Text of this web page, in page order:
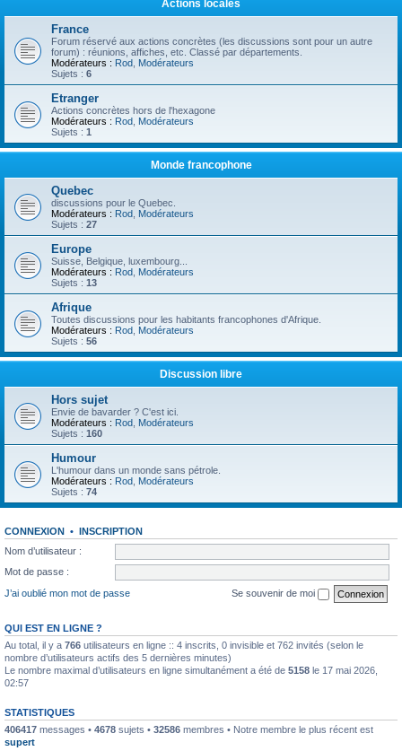
Actions locales
France
Forum réservé aux actions concrètes (les discussions sont pour un autre
forum) : réunions, affiches, etc. Classé par départements.
Modérateurs : Rod Modérateurs
Sujets : 6
Etranger
Actions concrètes hors de l'hexagone
Modérateurs : Rod Modérateurs
Sujets : 1
Monde francophone
Quebec
discussions pour le Quebec.
Modérateurs : Rod Modérateurs
Sujets : 27
Europe
Suisse, Belgique, luxembourg...
Modérateurs : Rod Modérateurs
Sujets : 13
Afrique
Toutes discussions pour les habitants francophones d'Afrique.
Modérateurs : Rod Modérateurs
Sujets : 56
Discussion libre
Hors sujet
Envie de bavarder ? C'est ici.
Modérateurs : Rod Modérateurs
Sujets : 160
Humour
L'humour dans un monde sans pétrole.
Modérateurs : Rod Modérateurs
Sujets : 74
CONNEXION • INSCRIPTION
Nom d’utilisateur :
Mot de passe :
J’ai oublié mon mot de passe
Se souvenir de moi
QUI EST EN LIGNE ?
Au total, il y a 766 utilisateurs en ligne :: 4 inscrits, 0 invisible et 762 invités (selon le
nombre d’utilisateurs actifs des 5 dernières minutes)
Le nombre maximal d’utilisateurs en ligne simultanément a été de 5158 le 17 mai 2026,
02:57
STATISTIQUES
406417 messages • 4678 sujets • 32586 membres • Notre membre le plus récent est
supert